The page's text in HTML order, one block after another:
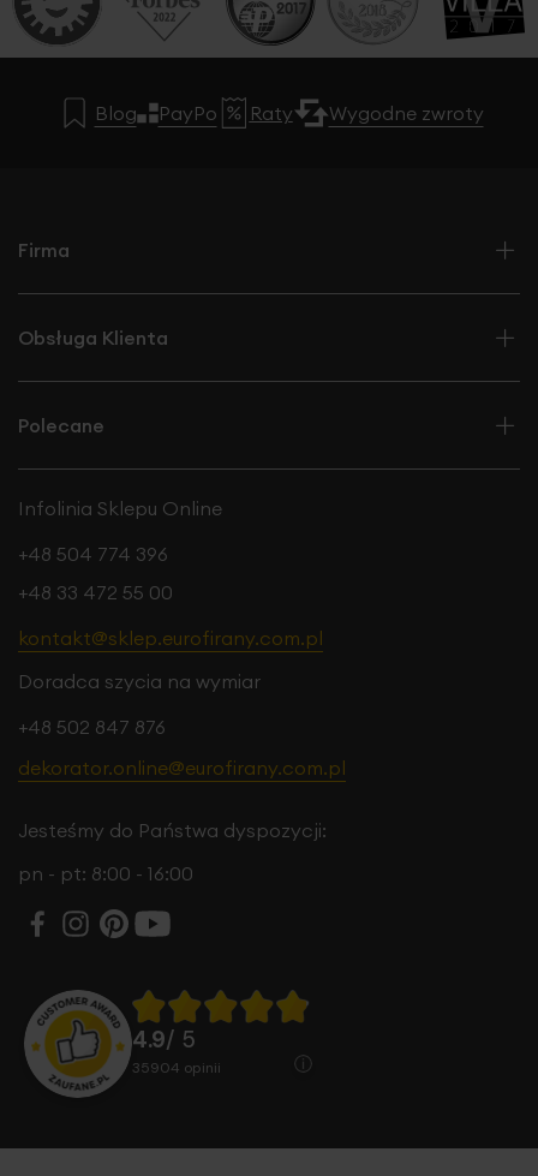
Blog PayPo Raty Wygodne zwroty
Firma
Obsługa Klienta
Polecane
Infolinia Sklepu Online
+48 504 774 396
+48 33 472 55 00
kontakt@sklep.eurofirany.com.pl
Doradca szycia na wymiar
+48 502 847 876
dekorator.online@eurofirany.com.pl
Jesteśmy do Państwa dyspozycji:
pn - pt: 8:00 - 16:00
4.9/ 5
35904 opinii